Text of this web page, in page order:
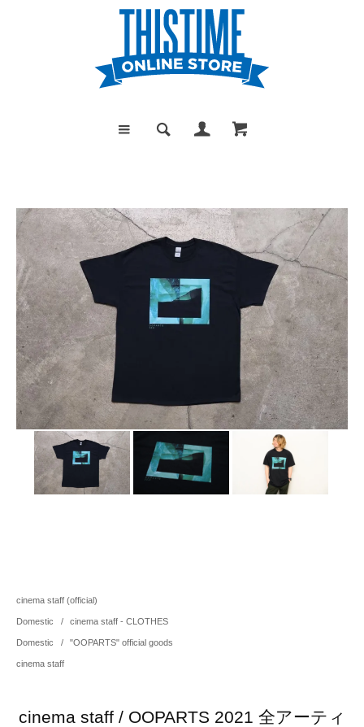
cinema staff (official)
Domestic / cinema staff - CLOTHES
Domestic / "OOPARTS" official goods
cinema staff
cinema staff / OOPARTS 2021 全アーティ